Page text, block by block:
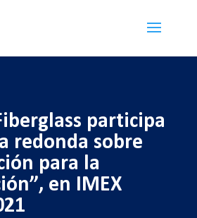
participa
redonda sobre
para la
en IMEX